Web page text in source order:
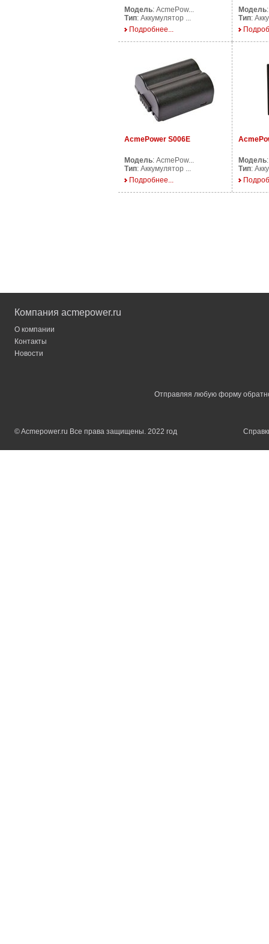
Модель: AcmePow...
Тип: Аккумулятор ...
Подробнее...
Модель
Тип:
AcmePower S006E
Модель: AcmePow...
Тип: Аккумулятор ...
Подробнее...
Модель
Тип:
Компания acmepower.ru
О компании
Контакты
Новости
Отправляя любую форму
© Acmepower.ru Все права защищены. 2022 год